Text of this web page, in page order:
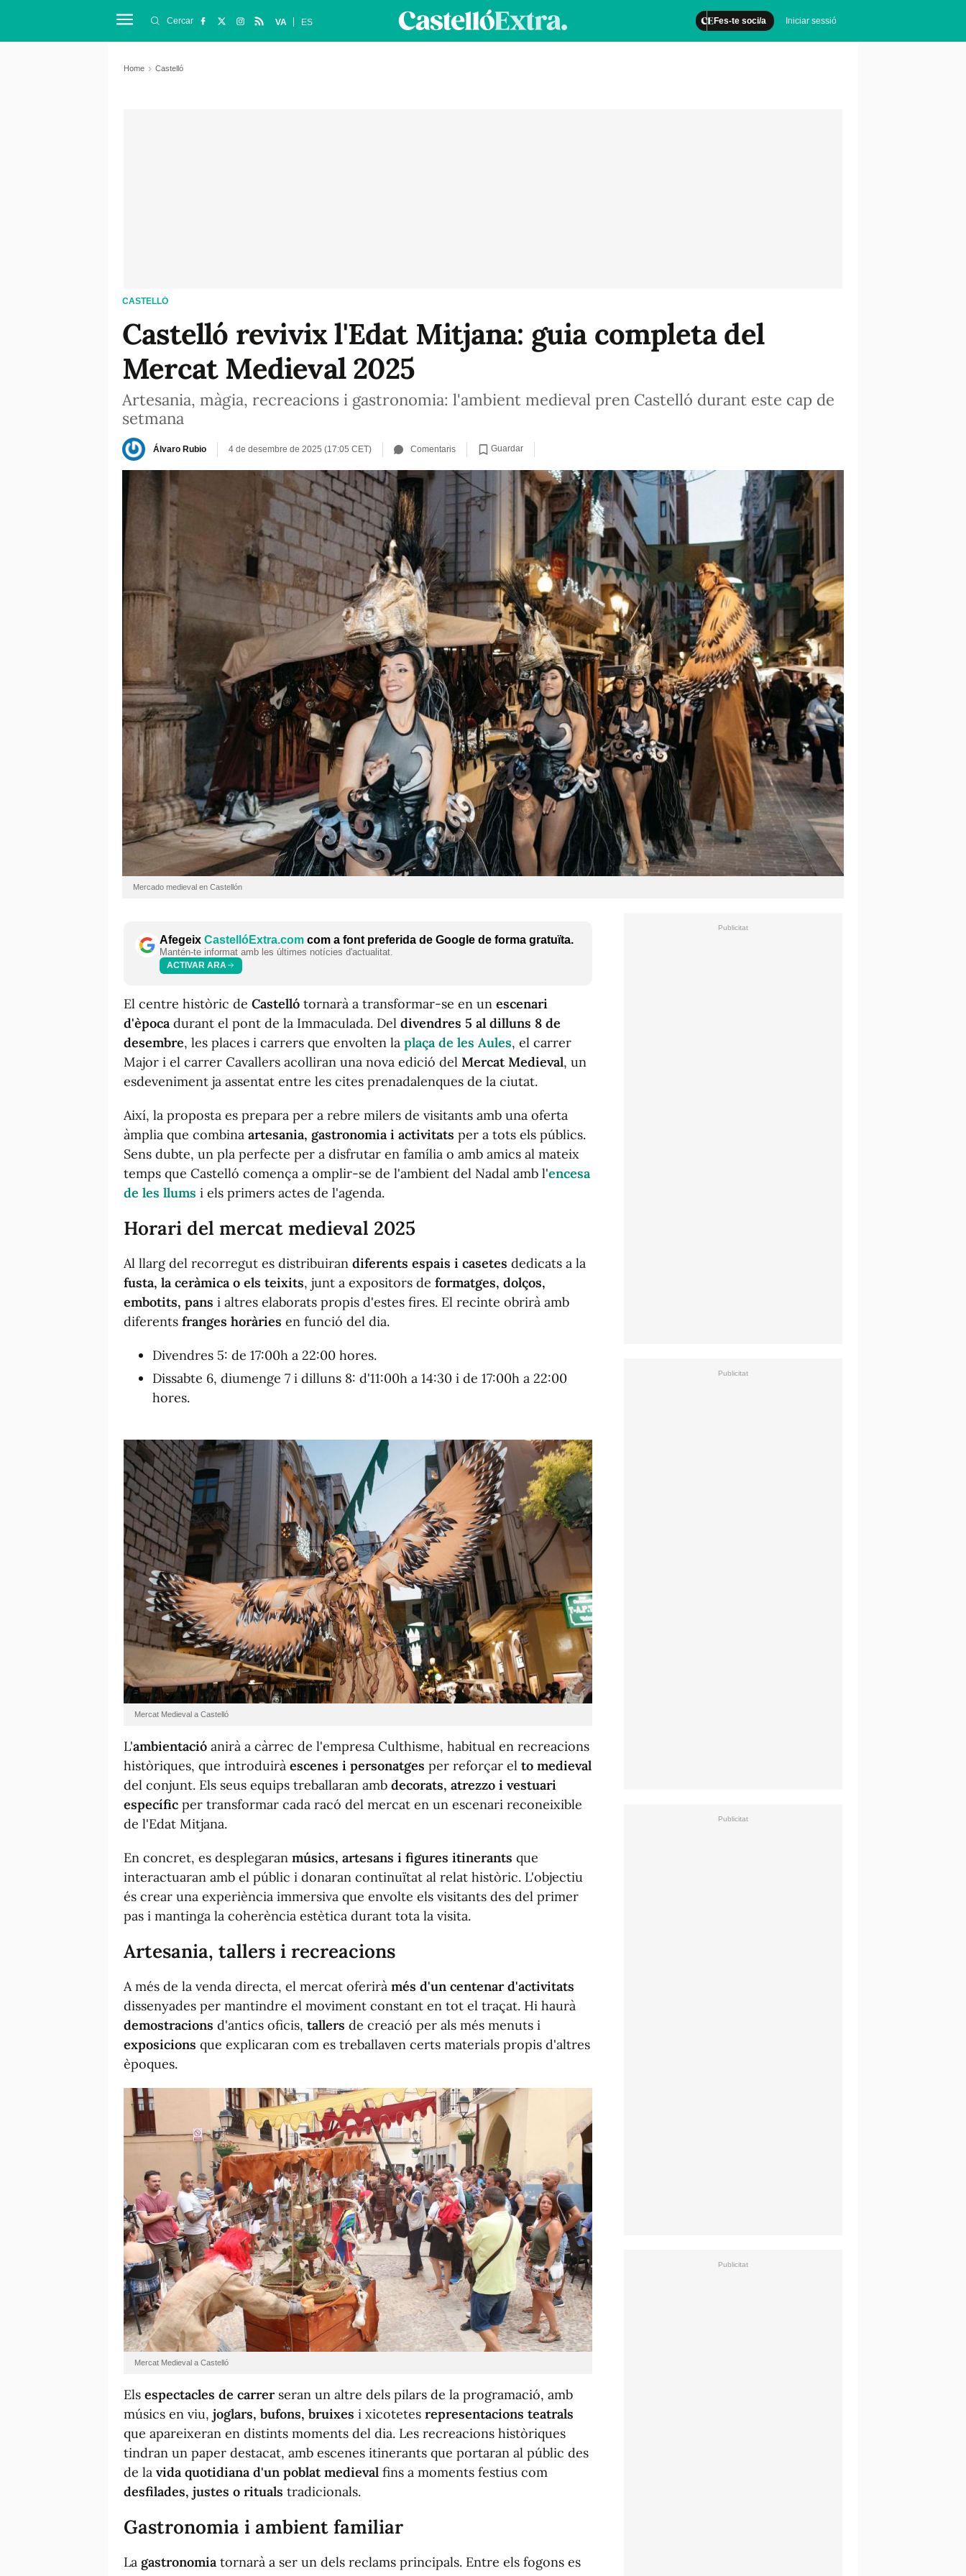
Fes-te soci/a Iniciar sessió
Cercar VA ES
Home Castelló
CASTELLÓ
Castelló revivix l'Edat Mitjana: guia completa del
Mercat Medieval 2025
Artesania, màgia, recreacions i gastronomia: l'ambient medieval pren Castelló durant este cap de
setmana
Álvaro Rubio 4 de desembre de 2025 (17:05 CET) Comentaris Guardar
Mercado medieval en Castellón
Afegeix CastellóExtra.com com a font preferida de Google de forma gratuïta.
Mantén-te informat amb les últimes notícies d'actualitat.
ACTIVAR ARA
El centre històric de Castelló tornarà a transformar-se en un escenari
d'època durant el pont de la Immaculada. Del divendres 5 al dilluns 8 de
desembre, les places i carrers que envolten la plaça de les Aules, el carrer
Major i el carrer Cavallers acolliran una nova edició del Mercat Medieval, un
esdeveniment ja assentat entre les cites prenadalenques de la ciutat.
Així, la proposta es prepara per a rebre milers de visitants amb una oferta
àmplia que combina artesania, gastronomia i activitats per a tots els públics.
Sens dubte, un pla perfecte per a disfrutar en família o amb amics al mateix
temps que Castelló comença a omplir-se de l'ambient del Nadal amb l'encesa
de les llums i els primers actes de l'agenda.
Horari del mercat medieval 2025
Al llarg del recorregut es distribuiran diferents espais i casetes dedicats a la
fusta, la ceràmica o els teixits, junt a expositors de formatges, dolços,
embotits, pans i altres elaborats propis d'estes fires. El recinte obrirà amb
diferents franges horàries en funció del dia.
Divendres 5: de 17:00h a 22:00 hores.
Dissabte 6, diumenge 7 i dilluns 8: d'11:00h a 14:30 i de 17:00h a 22:00
hores.
Mercat Medieval a Castelló
L'ambientació anirà a càrrec de l'empresa Culthisme, habitual en recreacions
històriques, que introduirà escenes i personatges per reforçar el to medieval
del conjunt. Els seus equips treballaran amb decorats, atrezzo i vestuari
específic per transformar cada racó del mercat en un escenari reconeixible
de l'Edat Mitjana.
En concret, es desplegaran músics, artesans i figures itinerants que
interactuaran amb el públic i donaran continuïtat al relat històric. L'objectiu
és crear una experiència immersiva que envolte els visitants des del primer
pas i mantinga la coherència estètica durant tota la visita.
Artesania, tallers i recreacions
A més de la venda directa, el mercat oferirà més d'un centenar d'activitats
dissenyades per mantindre el moviment constant en tot el traçat. Hi haurà
demostracions d'antics oficis, tallers de creació per als més menuts i
exposicions que explicaran com es treballaven certs materials propis d'altres
èpoques.
Mercat Medieval a Castelló
Els espectacles de carrerseran un altre dels pilars de la programació, amb
músics en viu, joglars, bufons, bruixes i xicotetes representacions teatrals
que apareixeran en distints moments del dia. Les recreacions històriques
tindran un paper destacat, amb escenes itinerants que portaran al públic des
de la vida quotidiana d'un poblat medieval fins a moments festius com
desfilades, justes o rituals tradicionals.
Gastronomia i ambient familiar
La gastronomia tornarà a ser un dels reclams principals. Entre els fogons es